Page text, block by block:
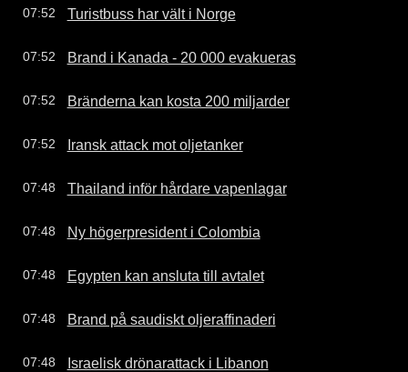
07:52 Turistbuss har vält i Norge
07:52 Brand i Kanada - 20 000 evakueras
07:52 Bränderna kan kosta 200 miljarder
07:52 Iransk attack mot oljetanker
07:48 Thailand inför hårdare vapenlagar
07:48 Ny högerpresident i Colombia
07:48 Egypten kan ansluta till avtalet
07:48 Brand på saudiskt oljeraffinaderi
07:48 Israelisk drönarattack i Libanon